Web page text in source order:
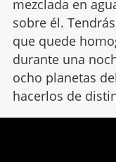
mezclada en
sobre él.
que quede
durante una
ocho planetas del
hacerlos de